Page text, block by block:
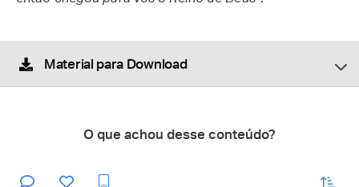
Material para Download
O que achou desse conteúdo?
enviar